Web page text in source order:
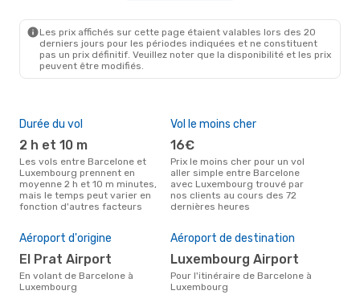
Les prix affichés sur cette page étaient valables lors des 20
derniers jours pour les périodes indiquées et ne constituent
pas un prix définitif. Veuillez noter que la disponibilité et les prix
peuvent être modifiés.
Durée du vol
2 h et 10 m
Les vols entre Barcelone et
Luxembourg prennent en
moyenne 2 h et 10 m minutes,
mais le temps peut varier en
fonction d'autres facteurs
Vol le moins cher
16€
Prix le moins cher pour un vol
aller simple entre Barcelone
avec Luxembourg trouvé par
nos clients au cours des 72
dernières heures
Aéroport d'origine
El Prat Airport
En volant de Barcelone à
Luxembourg
Aéroport de destination
Luxembourg Airport
Pour l'itinéraire de Barcelone à
Luxembourg